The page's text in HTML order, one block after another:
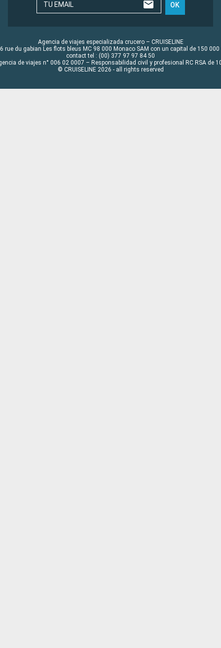
TU EMAIL OK
Agencia de viajes especializada crucero – CRUISELINE
rue du gabian Les flots bleus MC 98 000 Monaco SAM con un capital de 150 000
contact tel : (00) 377 97 97 84 50
de viajes n° 006 02 0007 – Responsabilidad civil y profesional RC RSA de
© CRUISELINE 2026 - all rights reserved